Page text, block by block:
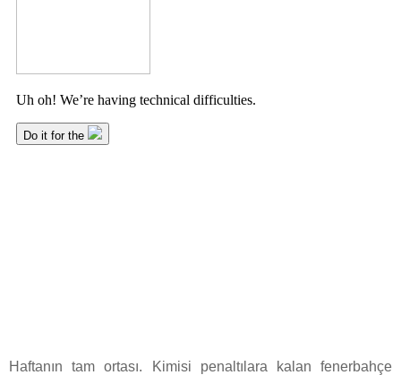
Haftanın tam ortası. Kimisi penaltılara kalan fenerbahçe